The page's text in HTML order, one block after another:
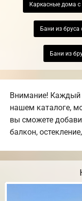
Каркасные дома
Бани из бруса
Бани из
Внимание! Каждый
нашем каталоге,
вы сможете
балкон,